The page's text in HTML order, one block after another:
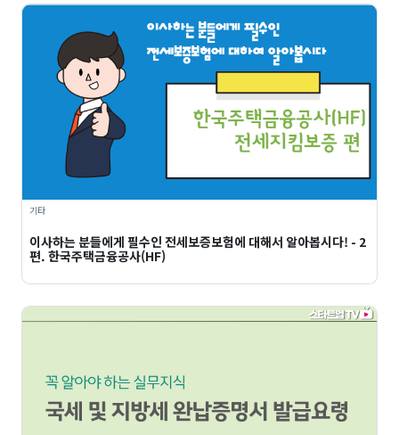
기타
이사하는 분들에게 필수인 전세보증보험에 대해서 알아봅시다! - 2
편. 한국주택금융공사(HF)